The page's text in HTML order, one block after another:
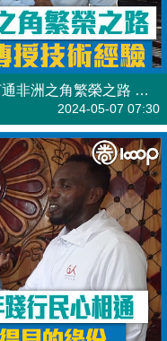
【短片】【運輸生命線】亞吉鐵路打通非洲之角繁榮之路 本地員工感恩中國傳授技術經驗
2024-05-07 07:30